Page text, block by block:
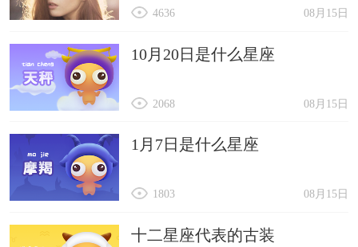
08月15日
4636
10月20日是什么星座
08月15日
2068
1月7日是什么星座
08月15日
1803
十二星座代表的古装